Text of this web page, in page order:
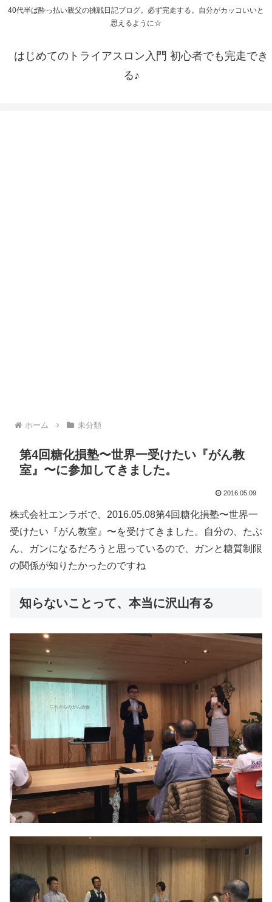
40代半ば酔っ払い親父の挑戦日記ブログ。必ず完走する。自分がカッコいいと
思えるように☆
はじめてのトライアスロン入門 初心者でも完走でき
る♪
ホーム 未分類
第4回糖化損塾〜世界一受けたい『がん教
室』〜に参加してきました。
2016.05.09
株式会社エンラボで、2016.05.08第4回糖化損塾〜世界一
受けたい『がん教室』〜を受けてきました。自分の、たぶ
ん、ガンになるだろうと思っているので、ガンと糖質制限
の関係が知りたかったのですね
知らないことって、本当に沢山有る